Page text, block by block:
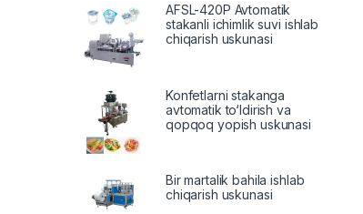
AFSL-420P Avtomatik
stakanli ichimlik suvi ishlab
chiqarish uskunasi
Konfetlarni stakanga
avtomatik to‘ldirish va
qopqoq yopish uskunasi
Bir martalik bahila ishlab
chiqarish uskunasi